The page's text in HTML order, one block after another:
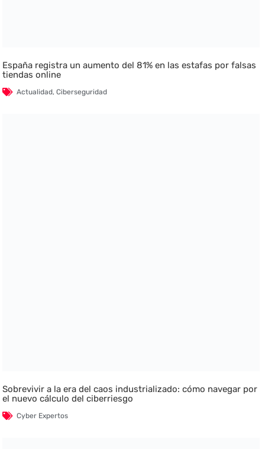
España registra un aumento del 81% en las estafas por falsas
tiendas online
Actualidad,Ciberseguridad
Sobrevivir a la era del caos industrializado: cómo navegar por
el nuevo cálculo del ciberriesgo
Cyber Expertos